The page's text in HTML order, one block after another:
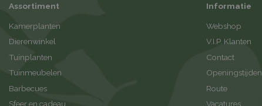
Assortiment
Kamerplanten
Dierenwinkel
Tuinplanten
Tuinmeubelen
Barbecues
Sfeer en cadeau
Informatie
Webshop
V.I.P. Klanten
Contact
Openingstijden
Route
Vacatures